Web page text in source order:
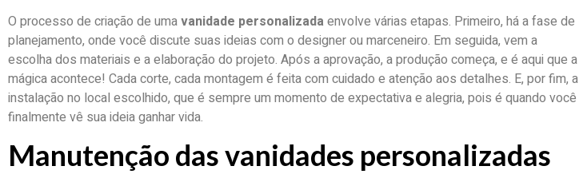
O processo de criação de umavanidade personalizadaenvolve várias etapas. Primeiro, há a fase de
planejamento, onde você discute suas ideias com o designer ou marceneiro. Em seguida, vem a
escolha dos materiais e a elaboração do projeto. Após a aprovação, a produção começa, e é aqui que a
mágica acontece! Cada corte, cada montagem é feita com cuidado e atenção aos detalhes. E, por fim, a
instalação no local escolhido, que é sempre um momento de expectativa e alegria, pois é quando você
finalmente vê sua ideia ganhar vida.
Manutenção das vanidades personalizadas